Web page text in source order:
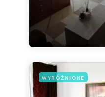
WYRÓŻNIONE